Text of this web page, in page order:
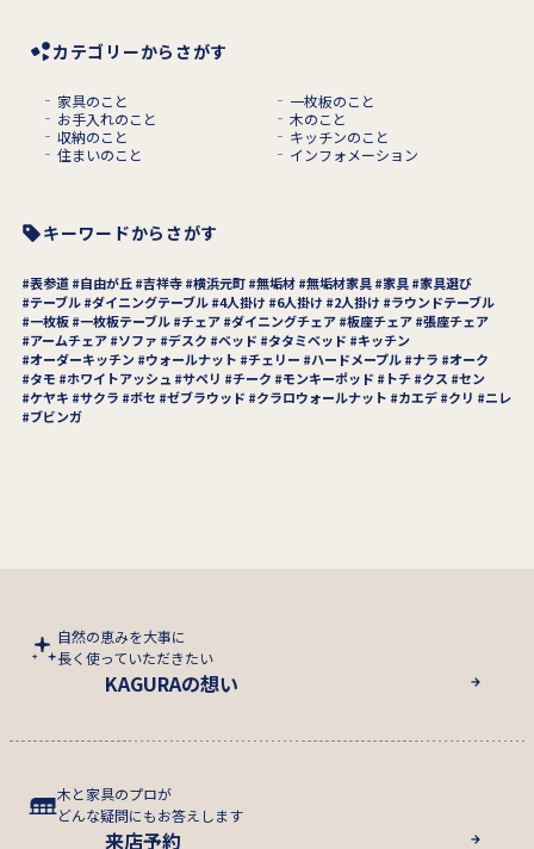
カテゴリーからさがす
家具のこと
一枚板のこと
お手入れのこと
木のこと
収納のこと
キッチンのこと
住まいのこと
インフォメーション
キーワードからさがす
表参道 自由が丘 吉祥寺 横浜元町 無垢材 無垢材家具 家具 家具選び
テーブル ダイニングテーブル 4人掛け 6人掛け 2人掛け
ラウンドテーブル
一枚板 一枚板テーブル チェア ダイニングチェア 板座チェア 張座チェア
アームチェア
ソファ デスク ベッド タタミベッド
キッチン
オーダーキッチン
ウォールナット チェリー ハードメープル ナラ
オーク
タモ
ホワイトアッシュ サペリ チーク モンキーポッド トチ クス
セン
ケヤキ
サクラ ボセ ゼブラウッド クラロウォールナット カエデ クリ
ニレ
ブビンガ
自然の恵みを大事に
長く使っていただきたい
KAGURAの想い
木と家具のプロが
どんな疑問にもお答えします
来店予約